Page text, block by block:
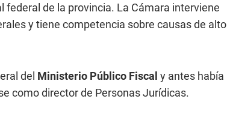
de la provincia. La Cámara interviene
y tiene competencia sobre causas de alto
del Ministerio Público Fiscal y antes había
como director de Personas Jurídicas.